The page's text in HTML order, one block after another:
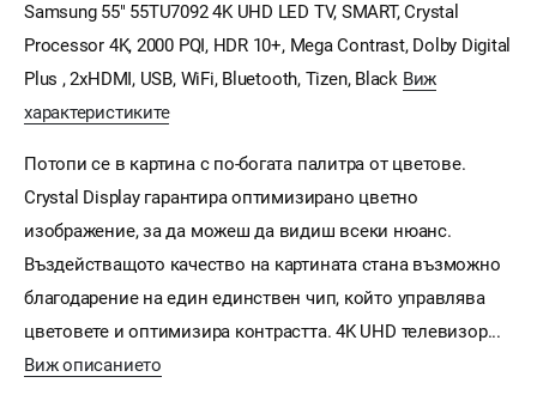
Samsung 55" 55TU7092 4K UHD LED TV, SMART, Crystal
Processor 4K, 2000 PQI, HDR 10+, Mega Contrast, Dolby Digital
Plus , 2xHDMI, USB, WiFi, Bluetooth, Tizen, Black Виж
характеристиките
Потопи се в картина с по-богата палитра от цветове.
Crystal Display гарантира оптимизирано цветно
изображение, за да можеш да видиш всеки нюанс.
Въздействащото качество на картината стана възможно
благодарение на един единствен чип, който управлява
цветовете и оптимизира контрастта. 4K UHD телевизор...
Виж описанието